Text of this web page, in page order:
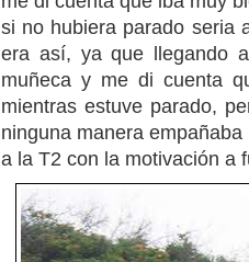
si no hubiera parado seria
era así, ya que llegando
muñeca y me di cuenta
mientras estuve parado,
ninguna manera
a la T2 con la motivación a